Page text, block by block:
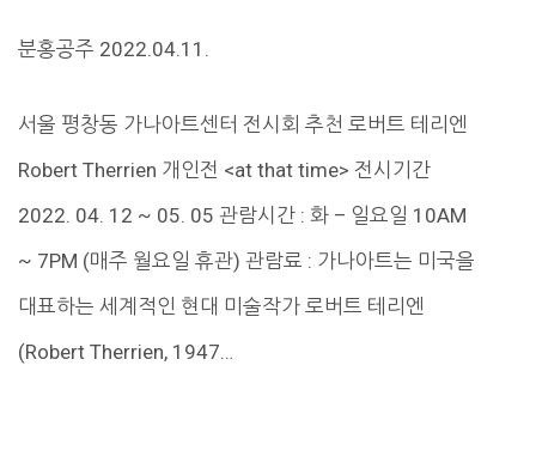
분홍공주 2022.04.11.
서울 평창동 가나아트센터 전시회 추천 로버트 테리엔
Robert Therrien 개인전 <at that time> 전시기간
2022. 04. 12 ~ 05. 05 관람시간 : 화 – 일요일 10AM
~ 7PM (매주 월요일 휴관) 관람료 : 가나아트는 미국을
대표하는 세계적인 현대 미술작가 로버트 테리엔
(Robert Therrien, 1947…